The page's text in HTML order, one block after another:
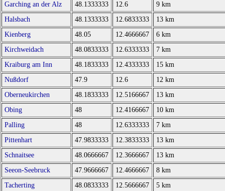
Garching an der Alz
48.1333333 12.6
9 km
Halsbach
48.1333333 12.6833333
13 km
Kienberg
48.05 12.4666667
6 km
Kirchweidach
48.0833333 12.6333333
7 km
Kraiburg am Inn
48.1833333 12.4333333
15 km
Nußdorf
47.9 12.6
12 km
Oberneukirchen
48.1833333 12.5166667
13 km
Obing
48 12.4166667
10 km
Palling
48 12.6333333
7 km
Pittenhart
47.9833333 12.3833333
13 km
Schnaitsee
48.0666667 12.3666667
13 km
Seeon-Seebruck
47.9666667 12.4666667
8 km
Tacherting
48.0833333 12.5666667
5 km